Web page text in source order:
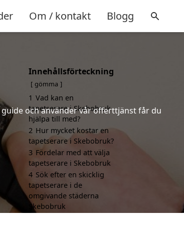
Om / kontakt Blogg
och använder vår offerttjänst får du
Innehållsförteckning
gömma
1 Vad kan en
tapetserare i Skebobruk
hjälpa till med?
2 Hur mycket kostar en
tapetserare i Skebobruk?
3 Fördelar med att välja
tapetserare i Skebobruk
4 Sök efter en skicklig
tapetserare i de
omgivande städerna
Skebobruk